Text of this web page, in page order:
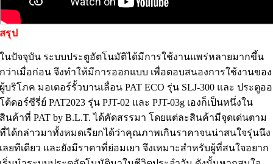
สรุป
ในปัจจุบัน ระบบประตูอัตโนมัติได้มีการใช้งานแพร่หลายมากขึ้น
กว่าเมื่อก่อน จึงทำให้มีการออกแบบ เพื่อตอบสนองการใช้งานของ
ผู้บริโภค มอเตอร์รั้วบานเลื่อน PAT ECO รุ่น SLJ-300 และ ประตูออ
โต้ดอร์ซีรี่ย์ PAT2023 รุ่น PJT-02 และ PJT-03g เองก็เป็นหนึ่งใน
สินค้าที่ PAT by B.L.T. ได้คัดสรรมา โดยแต่ละสินค้ามีจุดเด่นตาม
ที่ได้กล่าวมาทั้งหมดเรียกได้ว่าคุณภาพเกินราคาจนน่าสนใจรุ่นนึง
เลยทีเดียว และยังมีราคาที่ย่อมเยา จึงเหมาะสำหรับผู้ที่สนใจอยาก